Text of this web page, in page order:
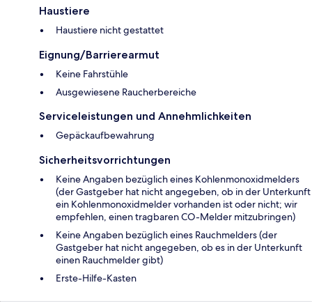
Haustiere
Haustiere nicht gestattet
Eignung/Barrierearmut
Keine Fahrstühle
Ausgewiesene Raucherbereiche
Serviceleistungen und Annehmlichkeiten
Gepäckaufbewahrung
Sicherheitsvorrichtungen
Keine Angaben bezüglich eines Kohlenmonoxidmelders
(der Gastgeber hat nicht angegeben, ob in der Unterkunft
ein Kohlenmonoxidmelder vorhanden ist oder nicht; wir
empfehlen, einen tragbaren CO-Melder mitzubringen)
Keine Angaben bezüglich eines Rauchmelders (der
Gastgeber hat nicht angegeben, ob es in der Unterkunft
einen Rauchmelder gibt)
Ers­te-Hil­fe-Kas­ten